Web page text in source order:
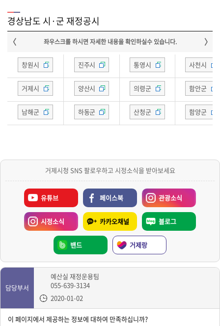
경상남도 시·군 재정공시
창원시 진주시 통영시 사천시
거제시 양산시 의령군 함안군
남해군 하동군 산청군 함양군
거제시청 SNS 팔로우하고 시정소식을 받아보세요
유튜브 페이스북 관광소식
시정소식 카카오채널 블로그
밴드 거제랑
담당부서
예산실 재정운용팀
055-639-3134
2020-01-02
이 페이지에서 제공하는 정보에 대하여 만족하십니까?